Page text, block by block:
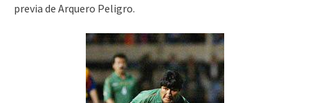
previa de Arquero Peligro.